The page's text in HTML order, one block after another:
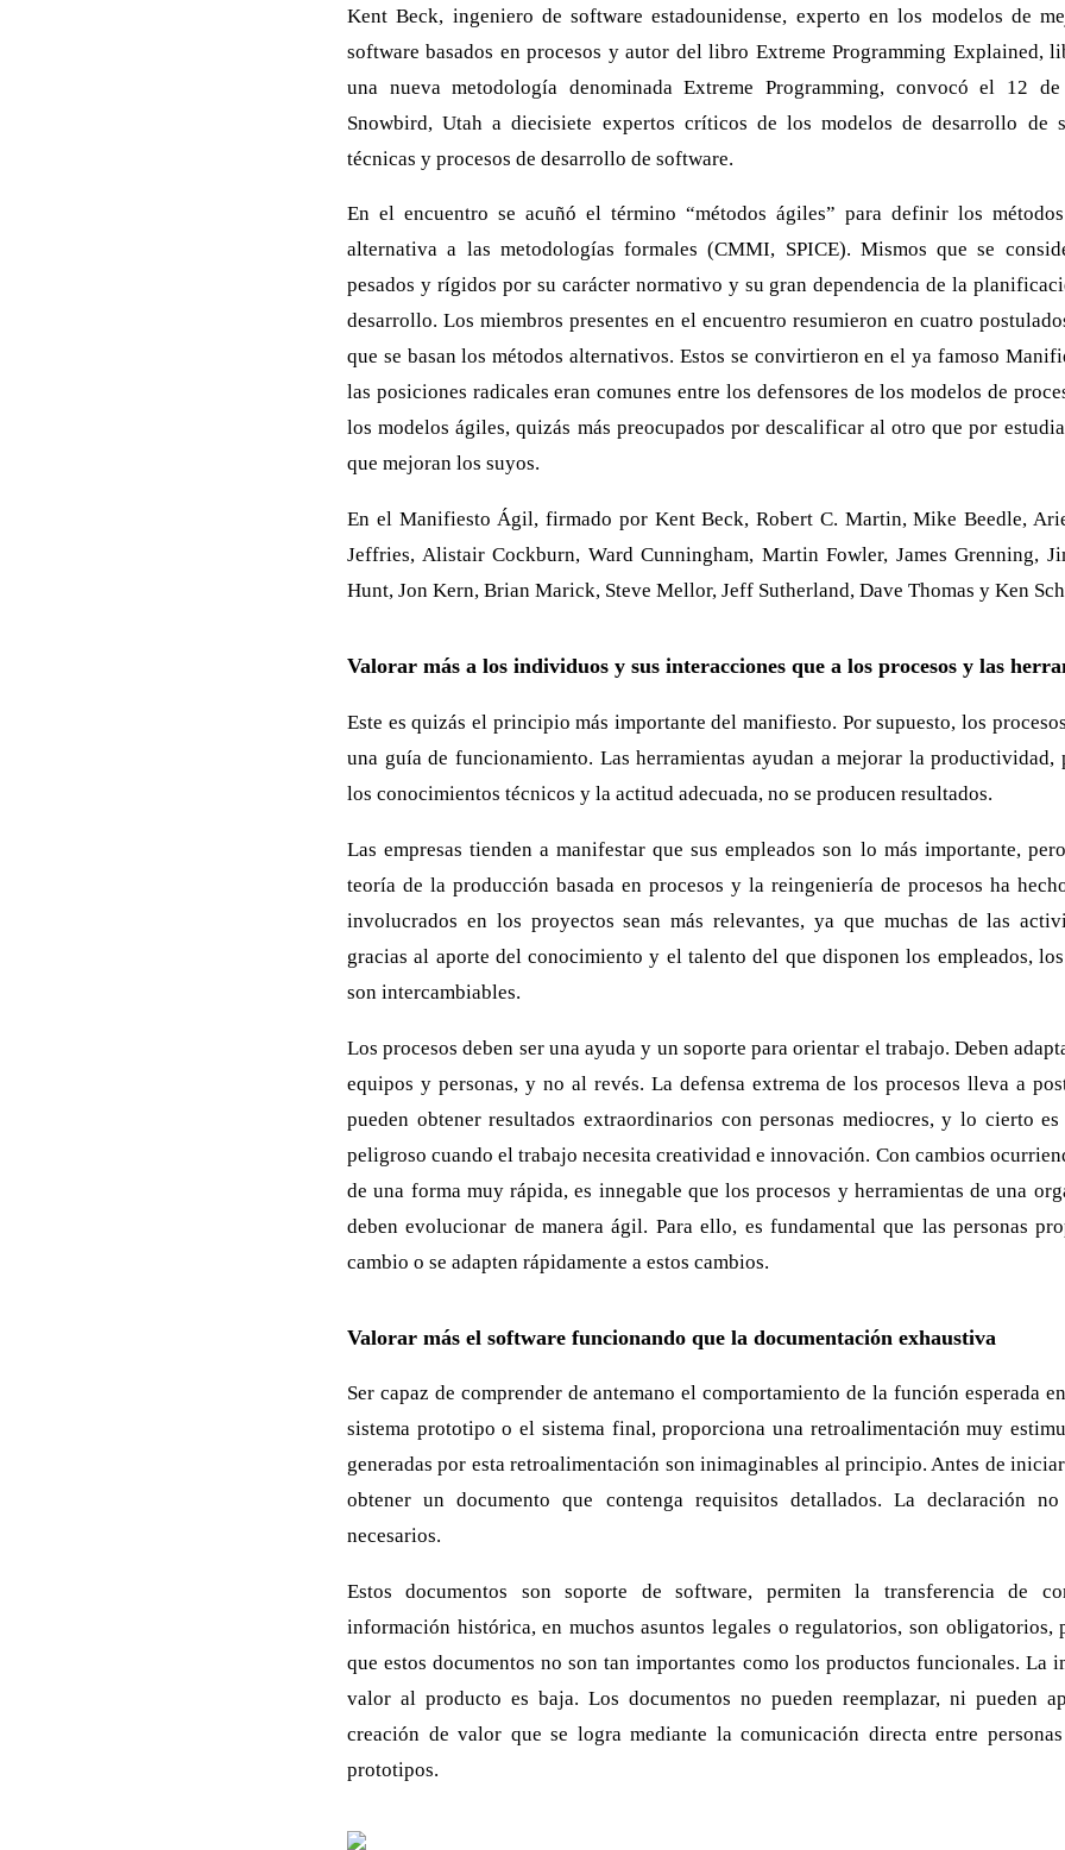
Kent Beck, ingeniero de software estadounidense, experto en los modelos de
software basados en procesos y autor del libro Extreme Programming Explained,
una nueva metodología denominada Extreme Programming, convocó el 12
Snowbird, Utah a diecisiete expertos críticos de los modelos de desarrollo de
técnicas y procesos de desarrollo de software.
En el encuentro se acuñó el término “métodos ágiles” para definir los
alternativa a las metodologías formales (CMMI, SPICE). Mismos que se
pesados y rígidos por su carácter normativo y su gran dependencia de la
desarrollo. Los miembros presentes en el encuentro resumieron en cuatro
que se basan los métodos alternativos. Estos se convirtieron en el ya famoso
las posiciones radicales eran comunes entre los defensores de los modelos de
los modelos ágiles, quizás más preocupados por descalificar al otro que por
que mejoran los suyos.
En el Manifiesto Ágil, firmado por Kent Beck, Robert C. Martin, Mike Beedle,
Jeffries, Alistair Cockburn, Ward Cunningham, Martin Fowler, James Grenning,
Hunt, Jon Kern, Brian Marick, Steve Mellor, Jeff Sutherland, Dave Thomas y Ken
Valorar más a los individuos y sus interacciones que a los procesos y las
Este es quizás el principio más importante del manifiesto. Por supuesto, los
una guía de funcionamiento. Las herramientas ayudan a mejorar la productividad,
los conocimientos técnicos y la actitud adecuada, no se producen resultados.
Las empresas tienden a manifestar que sus empleados son lo más importante,
teoría de la producción basada en procesos y la reingeniería de procesos ha
involucrados en los proyectos sean más relevantes, ya que muchas de las
gracias al aporte del conocimiento y el talento del que disponen los empleados,
son intercambiables.
Los procesos deben ser una ayuda y un soporte para orientar el trabajo. Deben
equipos y personas, y no al revés. La defensa extrema de los procesos lleva a
pueden obtener resultados extraordinarios con personas mediocres, y lo cierto
peligroso cuando el trabajo necesita creatividad e innovación. Con cambios
de una forma muy rápida, es innegable que los procesos y herramientas de una
deben evolucionar de manera ágil. Para ello, es fundamental que las personas
cambio o se adapten rápidamente a estos cambios.
Valorar más el software funcionando que la documentación exhaustiva
Ser capaz de comprender de antemano el comportamiento de la función esperada
sistema prototipo o el sistema final, proporciona una retroalimentación muy
generadas por esta retroalimentación son inimaginables al principio. Antes de
obtener un documento que contenga requisitos detallados. La declaración
necesarios.
Estos documentos son soporte de software, permiten la transferencia de
información histórica, en muchos asuntos legales o regulatorios, son obligatorios,
que estos documentos no son tan importantes como los productos funcionales. La
valor al producto es baja. Los documentos no pueden reemplazar, ni pueden
creación de valor que se logra mediante la comunicación directa entre
prototipos.